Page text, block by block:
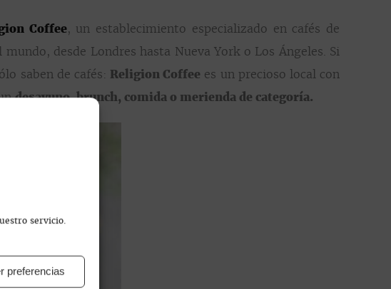
servicio.
preferencias
Coffee, un establecimiento especializado en cafés de
desde Londres hasta Nueva York o Los Ángeles. Si
saben de cafés: Religion Coffee es un precioso local con
desayuno, brunch, comida o merienda de categoría.